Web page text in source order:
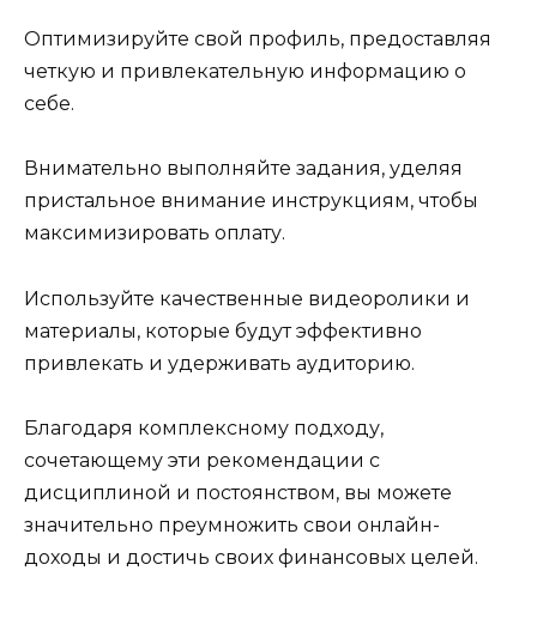
Оптимизируйте свой профиль, предоставляя
четкую и привлекательную информацию о
себе.
Внимательно выполняйте задания, уделяя
пристальное внимание инструкциям, чтобы
максимизировать оплату.
Используйте качественные видеоролики и
материалы, которые будут эффективно
привлекать и удерживать аудиторию.
Благодаря комплексному подходу,
сочетающему эти рекомендации с
дисциплиной и постоянством, вы можете
значительно преумножить свои онлайн-
доходы и достичь своих финансовых целей.